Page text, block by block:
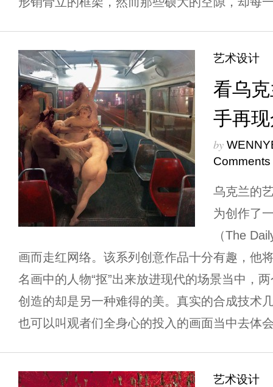
艺术设计
看乌克
手再
by
Comments
乌克兰的
为创作了
（The
画而走红网络。该系列创意作品十分有趣，他
名画中的人物“抠”出来放进现代的场景当中，
创造的却是另一种难得的美。真实的合成技术
也可以叫观者们全身心的投入的画面当中去体
艺术设计